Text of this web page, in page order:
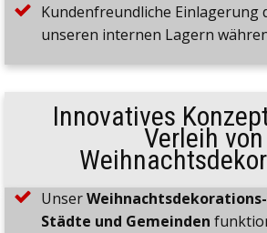
Kundenfreundliche Einlagerung
unseren internen Lagern
Innovatives
Verleih von
Unser
Städte und Gemeinden